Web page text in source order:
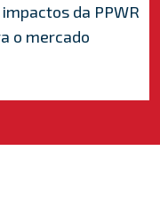
da PPWR
o mercado